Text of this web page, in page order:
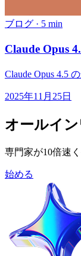
ブログ · 5 min
Claude Opus
Claude Opus 4.5
2025年11月25日
オールイ
専門家が10倍速
始める